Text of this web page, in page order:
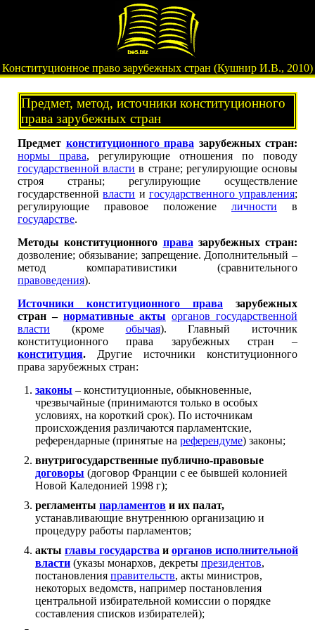
Конституционное право зарубежных стран (Кушнир И.В., 2010)
Предмет, метод, источники конституционного
права зарубежных стран
Предмет конституционного права зарубежных стран:
нормы права, регулирующие отношения по поводу
государственной власти в стране; регулирующие основы
строя страны; регулирующие осуществление
государственнойвласти и государственного управления;
регулирующие правовое положение личности в
государстве.
Методы конституционного права зарубежных стран:
дозволение; обязывание; запрещение. Дополнительный –
метод компаративистики (сравнительного
правоведения).
Источники конституционного права зарубежных
стран – нормативные акты органов государственной
власти (кроме обычая). Главный источник
конституционного права зарубежных стран –
конституция. Другие источники конституционного
права зарубежных стран:
законы – конституционные, обыкновенные,
чрезвычайные (принимаются только в особых
условиях, на короткий срок). По источникам
происхождения различаются парламентские,
референдарные (принятые на референдуме) законы;
внутригосударственные публично-правовые
договоры (договор Франции с ее бывшей колонией
Новой Каледонией 1998 г);
регламенты парламентов и их палат,
устанавливающие внутреннюю организацию и
процедуру работы парламентов;
акты главы государства и органов исполнительной
власти (указы монархов, декреты президентов,
постановления правительств, акты министров,
некоторых ведомств, например постановления
центральной избирательной комиссии о порядке
составления списков избирателей);